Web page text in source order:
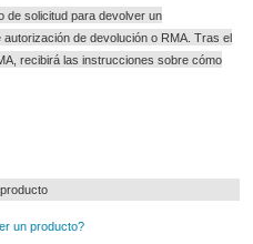
de solicitud para devolver un
de devolución o RMA. Tras el
recibirá las instrucciones sobre cómo
un producto?